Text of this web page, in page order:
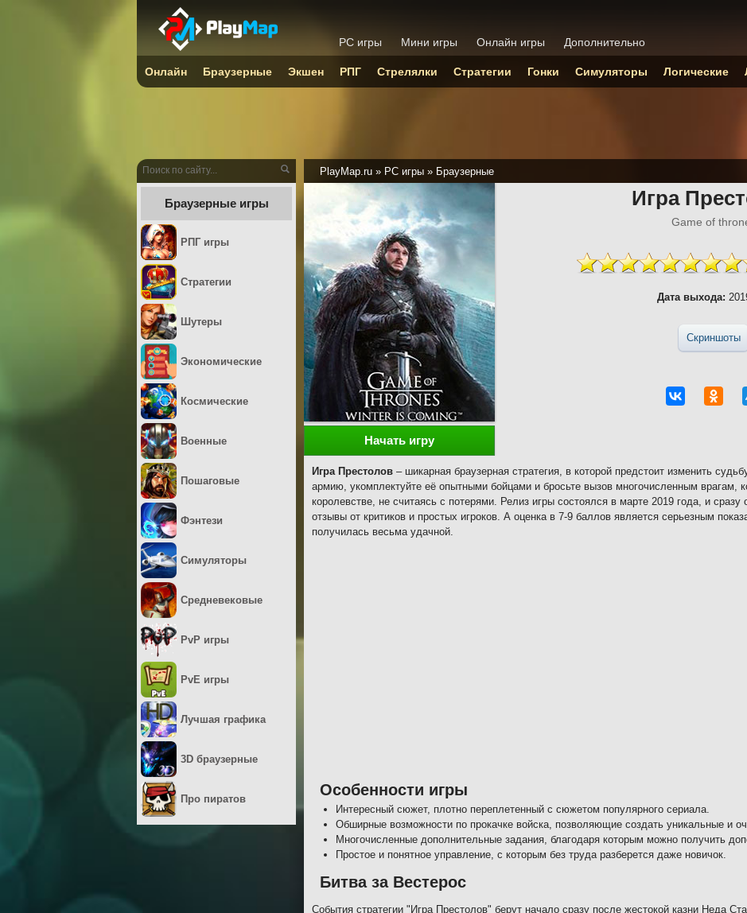
PlayMap.ru » PC игры » Браузерные
Игра
Game of
Дата выхода:
Скриншоты
Начать игру
Игра Престолов – шикарная браузерная стратегия, в которой предстоит изменить
армию, укомплектуйте её опытными бойцами и бросьте вызов многочисленным врагам,
королевстве, не считаясь с потерями. Релиз игры состоялся в марте 2019 года, и
отзывы от критиков и простых игроков. А оценка в 7-9 баллов является серьезным
получилась весьма удачной.
Особенности игры
Интересный сюжет, плотно переплетенный с сюжетом популярного сериала.
Обширные возможности по прокачке войска, позволяющие создать уникальные и
Многочисленные дополнительные задания, благодаря которым можно получить
Простое и понятное управление, с которым без труда разберется даже новичок.
Битва за Вестерос
События стратегии "Игра Престолов" берут начало сразу после жестокой казни Неда
Браузерные игры
РПГ игры
Стратегии
Шутеры
Экономические
Космические
Военные
Пошаговые
Фэнтези
Симуляторы
Средневековые
PvP игры
PvE игры
Лучшая графика
3D браузерные
Про пиратов
PC игры Мини игры Онлайн игры Дополнительно
Онлайн Браузерные Экшен РПГ Стрелялки Стратегии Гонки Симуляторы Логические